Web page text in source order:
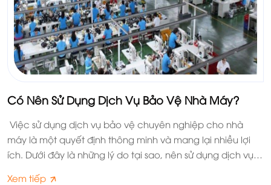
Có Nên Sử Dụng Dịch Vụ Bảo Vệ Nhà Máy?
Việc sử dụng dịch vụ bảo vệ chuyên nghiệp cho nhà
máy là một quyết định thông minh và mang lại nhiều lợi
ích. Dưới đây là những lý do tại sao, nên sử dụng dịch vụ
Xem tiếp